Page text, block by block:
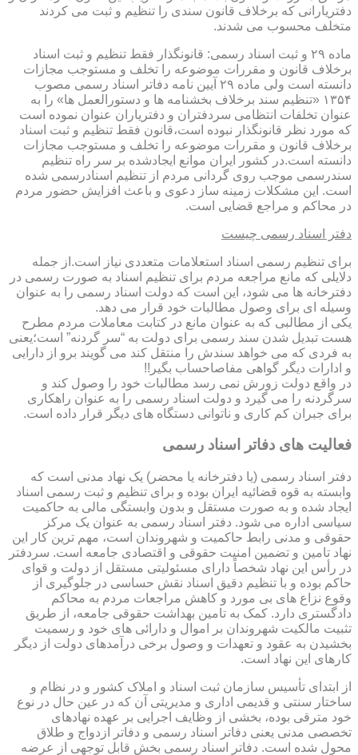
دفتریارانی که برخلاف قانون سندی را تنظیم و ثبت می کردند
متخلف محسوب می شدند.
ماده ۲۹ و ثبت اسناد رسمی: قانونگذار فقط تنظیم و ثبت اسناد
برخلاف قانون و مقررات موضوعه را تخلف و مستوجب مجازات
دانسته است ولی ماده ۲۹ آیین نامه دفاتر اسناد رسمی مصوب
۱۳۵۴ «تنظیم سند برخلاف بخشنامه ها و دستورالعمل ها» را به
عنوان تخلفات انتظامی سردفتران و دفتریاران عنوان نموده است
که مورد نظر قانونگذار نبوده است،قانون فقط تنظیم و ثبت اسناد
برخلاف قانون و مقررات موضوعه را تخلف و مستوجب مجازات
دانسته است.در کشور ایران موانع ایجادشده بر سر راه تنظیم
سندرسمی موجب روی گردانی مردم از تنظیم اسنادرسمی شده
است. این مشکلات زمینه ساز دعوی و باعث افزایش حضور مردم
در محاکم و مراجع قضایی است.
دفتر اسناد رسمی چیست
برای تنظیم رسمی اسناد استعلامات متعددی نیاز است.از جمله
دلایلی که مانع مراجعه مردم برای تنظیم اسناد به صورت رسمی در
دفترخانه ها می شود، این است که دولت اسناد رسمی را به عنوان
وسیله ای برای وصول مطالبات خود قرار می دهد.
یکی از مطالبی که به عنوان مانع در کتابت معاملات مردم مطرح
هست تبدیل شدن سند رسمی برای دولت به “سر گردنه” است؛یعنی
به فردی که می خواهد سندش را منتقل کند می گویند برو از دارایی
و ادارات دیگر گواهی مفاصاحساب بگیر!!
در واقع دولت زورش نمی رسد مطالبات خود را وصول کند و
سرگردنه را می گیرد و دولت اسناد رسمی را به عنوان راهکاری
برای جبران کم کاری و ناتوانی دستگاه های دیگر قرار داده است.
فعالیت های دفاتر اسناد رسمی
دفتر اسناد رسمی (یا دفترخانه یا محضر) یک نهاد مدنی است که
وابسته به قوه قضائیه ایران بوده و برای تنظیم و ثبت رسمی اسناد
ایجاد شده و به صورت مستقل و بدون وابستگی مالی به حاکمیت
سیاسی اداره می شود. دفتر اسناد رسمی به عنوان یک مرکز
حقوقی و مدنی رابط حاکمیت و شهروندان است، مهم ترین کار این
نهاد تامین و تضمین امنیت حقوقی و اقتصادی جامعه است. سردفتر
در رأس این نهاد شخصاً دارای مسئولیتی مستقل از دولت و قوای
حاکم بوده و با تنظیم دقیق اسناد نقش حساسی در جلوگیری از
وقوع نزاع های بی مورد و کاهش مراجعات مردم به محاکم
دادگستری دارد. کمک به تامین بهداشت حقوقی جامعه، از طریق
تثبیت مالکیت شهروندان بر اموال و دارائی های خود و رسمیت
بخشیدن به عقود و تعهدات و وصول برخی درآمدهای دولت از دیگر
کارهای این نهاد است.
از ابتدای تأسیس سازمان ثبت اسناد و املاک کشور و در نظام و
ساختار سنتی و قدیمی اداری و مدیریتی آن که در عین حال در نوع
خود مترقی بوده، بخشی از وظایف اجرایی بر عهده نهادهای
تخصصی مدنی یعنی دفاتر اسناد رسمی و دفاتر ازدواج و طلاق
محول شده است. دفاتر اسناد رسمی بخش قابل توجهی از عرضه